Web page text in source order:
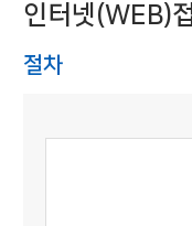
인터넷(WEB)
절차